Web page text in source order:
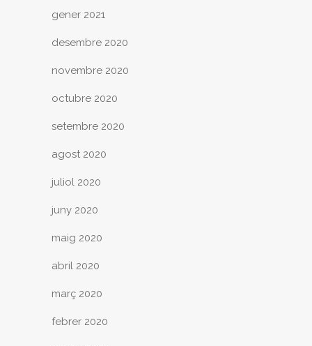
gener 2021
desembre 2020
novembre 2020
octubre 2020
setembre 2020
agost 2020
juliol 2020
juny 2020
maig 2020
abril 2020
març 2020
febrer 2020